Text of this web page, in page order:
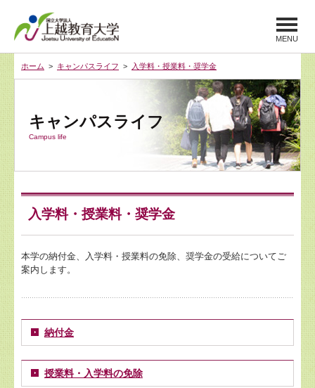
MENU
ホーム > キャンパスライフ > 入学料・授業料・奨学金
キャンパスライフ
Campus life
入学料・授業料・奨学金
本学の納付金、入学料・授業料の免除、奨学金の受給についてご
案内します。
納付金
授業料・入学料の免除